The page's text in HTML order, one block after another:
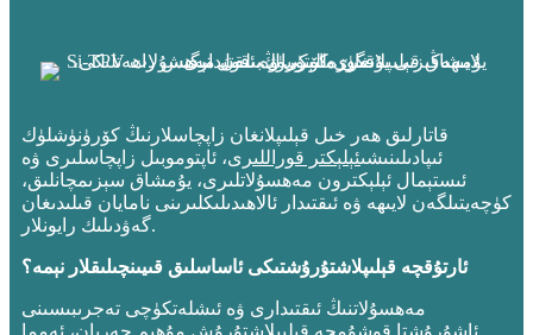
قاتارلىق ھەر خىل قېلىپلانغان زاپچاسلارنىڭ كۆرۈنۈشلۈك
ئىپادىلىنىشىئېلېكتر قوراللىرى، ئاپتوموبىل زاپچاسلىرى ۋە
ئىستېمال ئېلېكترون مەھسۇلاتلىرى، يۇمشاق سېزىمچانلىق،
كۈچەيتىلگەن لايىھە ۋە ئىقتىدار ئالاھىدىلىكلىرىنى نامايان قىلىدىغان
گەۋدىلىك رايونلار.
ئارتۇقچە قېلىپلاشتۇرۇشتىكى ئاساسلىق قىيىنچىلىقلار نېمە؟
مەھسۇلاتنىڭ ئىقتىدارى ۋە ئىشلەتكۈچى تەجرىبىسىنى